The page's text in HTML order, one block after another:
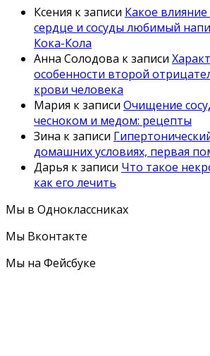
Ксения к записи Какое
сердце и сосуды любимый
Кока-Кола
Анна Солодова к записи
особенности второй
крови человека
Мария к записи Очищение
чесноком и медом: рецепты
Зина к записи
домашних условиях, первая
Дарья к записи Что такое
как его лечить
Мы в Одноклассниках
Мы Вконтакте
Мы на Фейсбуке